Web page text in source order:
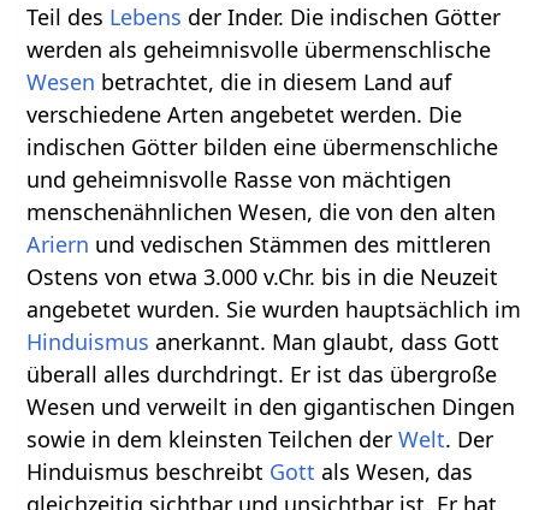
Teil des Lebens der Inder. Die indischen Götter
werden als geheimnisvolle übermenschlische
Wesen betrachtet, die in diesem Land auf
verschiedene Arten angebetet werden. Die
indischen Götter bilden eine übermenschliche
und geheimnisvolle Rasse von mächtigen
menschenähnlichen Wesen, die von den alten
Ariern und vedischen Stämmen des mittleren
Ostens von etwa 3.000 v.Chr. bis in die Neuzeit
angebetet wurden. Sie wurden hauptsächlich im
Hinduismus anerkannt. Man glaubt, dass Gott
überall alles durchdringt. Er ist das übergroße
Wesen und verweilt in den gigantischen Dingen
sowie in dem kleinsten Teilchen derWelt. Der
Hinduismus beschreibt Gott als Wesen, das
gleichzeitig sichtbar und unsichtbar ist. Er hat